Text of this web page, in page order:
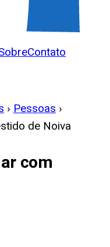
Contato
› Pessoas ›
de Noiva
com